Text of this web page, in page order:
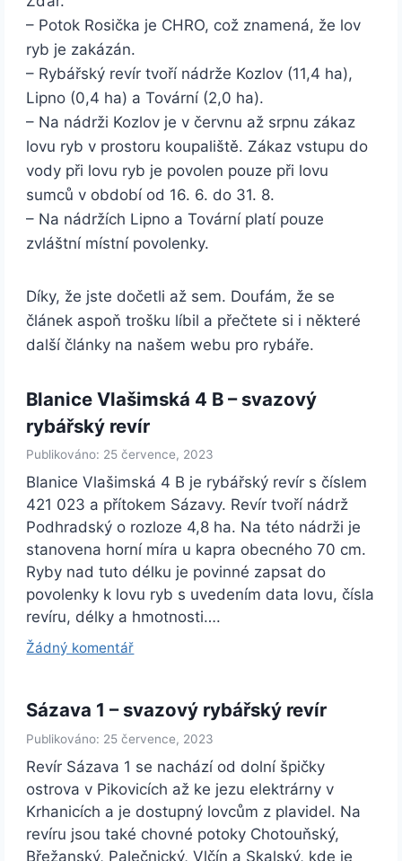
– Potok Rosička je CHRO, což znamená, že lov
ryb je zakázán.
– Rybářský revír tvoří nádrže Kozlov (11,4 ha),
Lipno (0,4 ha) a Tovární (2,0 ha).
– Na nádrži Kozlov je v červnu až srpnu zákaz
lovu ryb v prostoru koupaliště. Zákaz vstupu do
vody při lovu ryb je povolen pouze při lovu
sumců v období od 16. 6. do 31. 8.
– Na nádržích Lipno a Tovární platí pouze
zvláštní místní povolenky.
Díky, že jste dočetli až sem. Doufám, že se
článek aspoň trošku líbil a přečtete si i některé
další články na našem webu pro rybáře.
Blanice Vlašimská 4 B – svazový
rybářský revír
Publikováno: 25 července, 2023
Blanice Vlašimská 4 B je rybářský revír s číslem
421 023 a přítokem Sázavy. Revír tvoří nádrž
Podhradský o rozloze 4,8 ha. Na této nádrži je
stanovena horní míra u kapra obecného 70 cm.
Ryby nad tuto délku je povinné zapsat do
povolenky k lovu ryb s uvedením data lovu, čísla
revíru, délky a hmotnosti….
Žádný komentář
Sázava 1 – svazový rybářský revír
Publikováno: 25 července, 2023
Revír Sázava 1 se nachází od dolní špičky
ostrova v Pikovicích až ke jezu elektrárny v
Krhanicích a je dostupný lovcům z plavidel. Na
revíru jsou také chovné potoky Chotouňský,
Břežanský, Palečnický, Vlčín a Skalský, kde je